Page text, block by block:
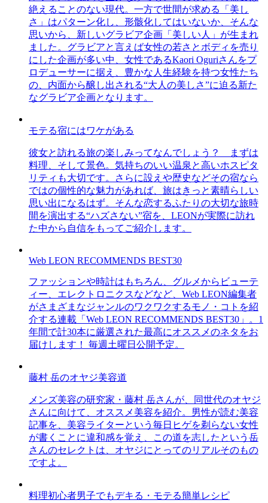
絶えることのない現代。一方で世間が求める「美し
さ」はパターン化し、形骸化してはいないか、そんな
思いから、新しいグラビア企画「美しい人」が生まれ
ました。グラビアと言えば女性の若さとボディを売り
にした企画が多い中、女性であるKaori Oguriさんをプ
ロデューサーに据え、豊かな人生経験を持つ女性たち
の、内面から醸し出される“大人の美しさ”に迫る新た
なグラビア企画となります。
モテる宿にはワケがある
彼女と訪れる旅の楽しみってなんでしょう？ まずは
料理、そして景色。気持ちのいい温泉と高いホスピタ
リティも大切です。さらに設えや歴史などその宿なら
ではの個性的な魅力があれば、旅はきっと素晴らしい
思い出になるはず。そんな恋するふたりの大切な旅時
間を演出する“ハズさない”宿を、LEONが実際に訪れ
た中から自信をもってご紹介します。
Web LEON RECOMMENDS BEST30
ファッションや時計はもちろん、グルメからビューテ
ィー、エレクトロニクスなどなど、Web LEON編集者
がさまざまなジャンルのワクワクするモノ・コトを紹
介する連載「Web LEON RECOMMENDS BEST30」。1
年間で計30本に厳選された最高にオススメのネタをお
届けします！ 毎週土曜日公開予定。
藤村 岳のオヤジ美容道
メンズ美容の研究家・藤村 岳さんが、同世代のオヤジ
さんに向けて、オススメ美容を紹介。男性が読む美容
記事を、美容ライターという毎日ヒゲを剃らない女性
が書くことに違和感を覚え、この道を志したという岳
さんのセレクトは、オヤジにとってのリアルそのもの
ですよ。
料理初心者男子でもデキる・モテる簡単レシピ